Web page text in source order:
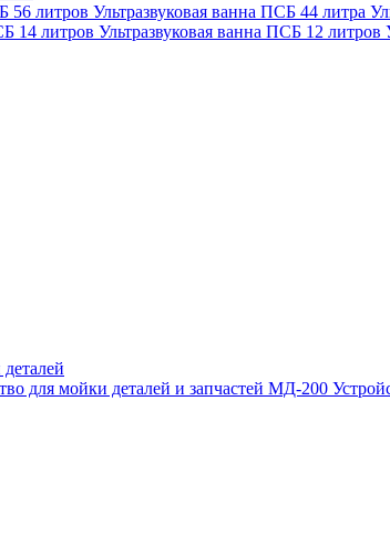
56 литров Ультразвуковая ванна ПСБ 44 литра
14 литров Ультразвуковая ванна ПСБ 12 литров
для мойки деталей и запчастей МД-200